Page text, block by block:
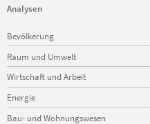
Analysen
Navigation
überspringen
Bevölkerung
Raum und Umwelt
Wirtschaft und Arbeit
Energie
Bau- und Wohnungswesen